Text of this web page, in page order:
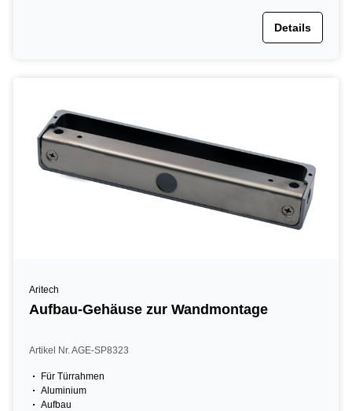
Details
Aritech
Aufbau-Gehäuse zur Wandmontage
Artikel Nr. AGE-SP8323
Für Türrahmen
Aluminium
Aufbau